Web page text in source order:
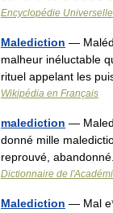
Encyclopédie Universelle
Malediction —
malheur inéluctable
rituel appelant les
Wikipédia en Français
malediction —
donné mille
reprouvé,
Dictionnaire de
Malediction — Mal